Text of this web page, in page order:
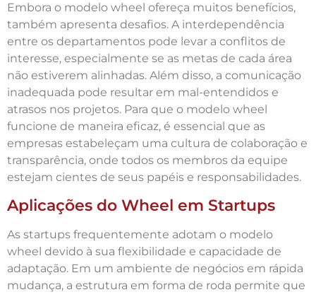
Embora o modelo wheel ofereça muitos benefícios,
também apresenta desafios. A interdependência
entre os departamentos pode levar a conflitos de
interesse, especialmente se as metas de cada área
não estiverem alinhadas. Além disso, a comunicação
inadequada pode resultar em mal-entendidos e
atrasos nos projetos. Para que o modelo wheel
funcione de maneira eficaz, é essencial que as
empresas estabeleçam uma cultura de colaboração e
transparência, onde todos os membros da equipe
estejam cientes de seus papéis e responsabilidades.
Aplicações do Wheel em Startups
As startups frequentemente adotam o modelo
wheel devido à sua flexibilidade e capacidade de
adaptação. Em um ambiente de negócios em rápida
mudança, a estrutura em forma de roda permite que